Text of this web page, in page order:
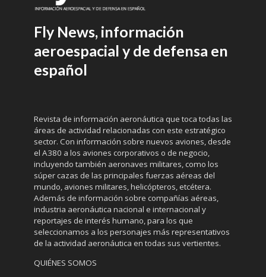
Fly News, información
aeroespacial y de defensa en
español
Revista de información aeronáutica que toca todas las
áreas de actividad relacionadas con este estratégico
sector. Con información sobre nuevos aviones, desde
el A380 a los aviones corporativos o de negocio,
incluyendo también aeronaves militares, como los
súper cazas de las principales fuerzas aéreas del
mundo, aviones militares, helicópteros, etcétera.
Además de información sobre compañías aéreas,
industria aeronáutica nacional e internacional y
reportajes de interés humano, para los que
seleccionamos a los personajes más representativos
de la actividad aeronáutica en todas sus vertientes.
QUIÉNES SOMOS